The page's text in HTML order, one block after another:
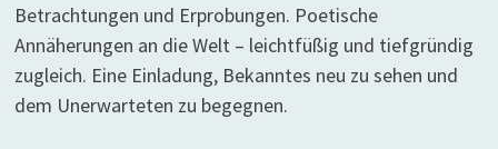
Betrachtungen und Erprobungen. Poetische
Annäherungen an die Welt – leichtfüßig und tiefgründig
zugleich. Eine Einladung, Bekanntes neu zu sehen und
dem Unerwarteten zu begegnen.